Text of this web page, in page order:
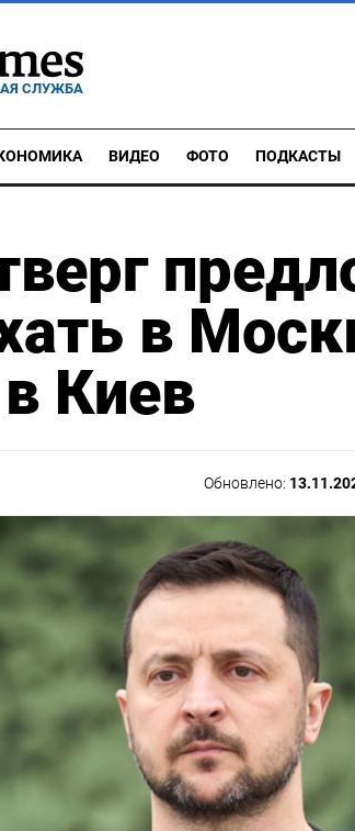
СЛУЖБА
ВИДЕО ФОТО ПОДКАСТЫ
в
Киев
Обновлено: